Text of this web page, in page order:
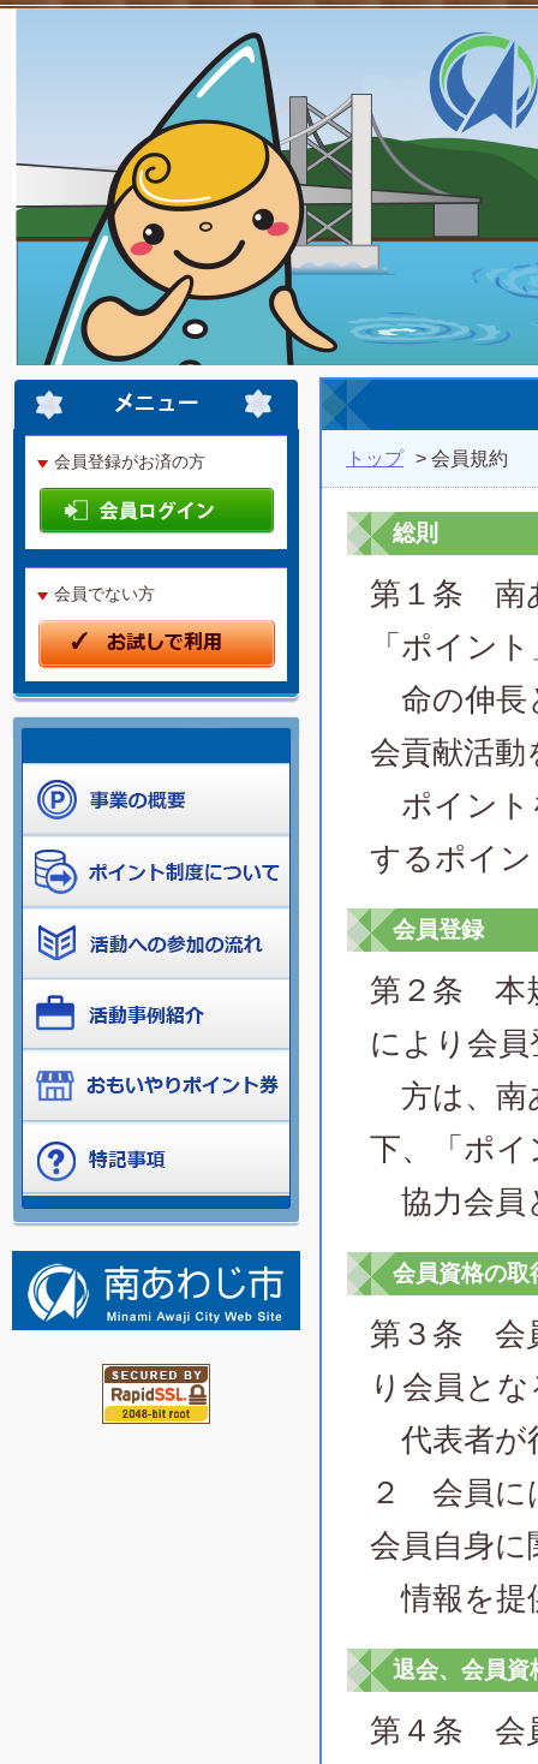
会員登録がお済の方
会員でない方
トップ > 会員規約
総則
第１条 南
「ポイン
命の伸長
会貢献活動
ポイント
するポイ
会員登録
第２条 本
により会
方は、南
下、「ポ
協力会員
会員資格の取
第３条 会
り会員と
代表者が
２ 会員に
会員自身
情報を提
退会、会員資
第４条 会